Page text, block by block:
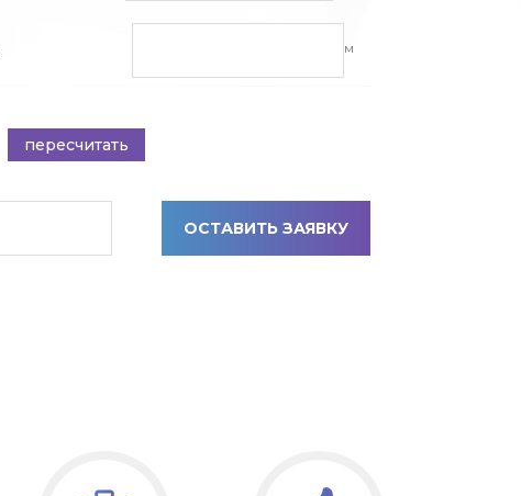
м
пересчитать
ОСТАВИТЬ ЗАЯВКУ